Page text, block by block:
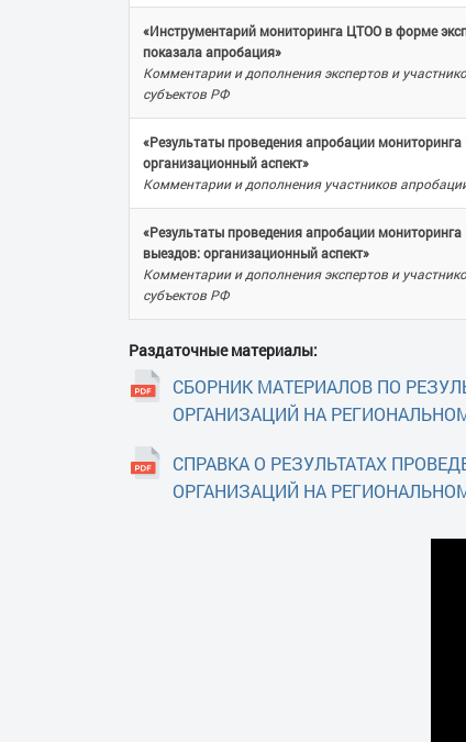
«Инструментарий мониторинга ЦТОО в форме
показала апробация»
Комментарии и дополнения экспертов и
субъектов РФ
«Результаты проведения апробации
организационный аспект»
Комментарии и дополнения участников
«Результаты проведения апробации
выездов: организационный аспект»
Комментарии и дополнения экспертов и
субъектов РФ
Раздаточные материалы:
СБОРНИК МАТЕРИАЛОВ ПО
ОРГАНИЗАЦИЙ НА
СПРАВКА О РЕЗУЛЬТАТАХ
ОРГАНИЗАЦИЙ НА